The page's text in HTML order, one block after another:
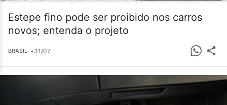
Estepe fino pode ser proibido nos carros
novos; entenda o projeto
BRASIL •31/07